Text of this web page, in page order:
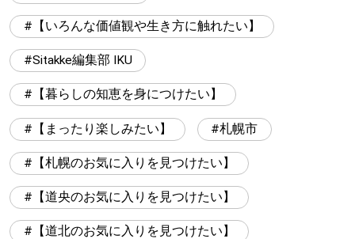
【いろんな価値観や生き方に触れたい】
Sitakke編集部 IKU
【暮らしの知恵を身につけたい】
【まったり楽しみたい】 札幌市
【札幌のお気に入りを見つけたい】
【道央のお気に入りを見つけたい】
【道北のお気に入りを見つけたい】